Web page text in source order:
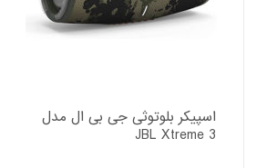
اسپیکر بلوتوثی جی بی ال مدل
JBL Xtreme 3